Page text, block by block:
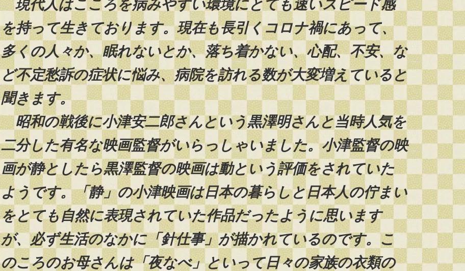
現代人はこころを病みやすい環境にとても速いスピード感
を持って生きております。現在も長引くコロナ禍にあって、
多くの人々か、眠れないとか、落ち着かない、心配、不安、な
ど不定愁訴の症状に悩み、病院を訪れる数が大変増えていると
聞きます。
昭和の戦後に小津安二郎さんという黒澤明さんと当時人気を
二分した有名な映画監督がいらっしゃいました。小津監督の映
画が静としたら黒澤監督の映画は動という評価をされていた
ようです。「静」の小津映画は日本の暮らしと日本人の佇まい
をとても自然に表現されていた作品だったように思います
が、必ず生活のなかに「針仕事」が描かれているのです。こ
のころのお母さんは「夜なべ」といって日々の家族の衣類の